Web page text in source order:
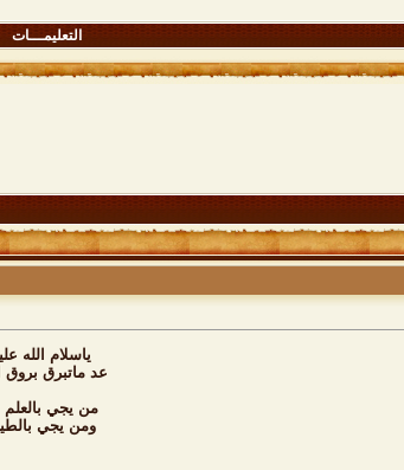
التعليمـــات
ياسلام الله
عد ماتبرق
من يجي بالعلم
ومن يجي